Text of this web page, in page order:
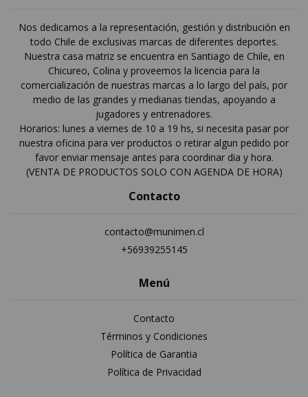
Nos dedicamos a la representación, gestión y distribución en
todo Chile de exclusivas marcas de diferentes deportes.
Nuestra casa matriz se encuentra en Santiago de Chile, en
Chicureo, Colina y proveemos la licencia para la
comercialización de nuestras marcas a lo largo del país, por
medio de las grandes y medianas tiendas, apoyando a
jugadores y entrenadores.
Horarios: lunes a viernes de 10 a 19 hs, si necesita pasar por
nuestra oficina para ver productos o retirar algun pedido por
favor enviar mensaje antes para coordinar dia y hora.
(VENTA DE PRODUCTOS SOLO CON AGENDA DE HORA)
Contacto
contacto@munimen.cl
+56939255145
Menú
Contacto
Términos y Condiciones
Política de Garantia
Política de Privacidad